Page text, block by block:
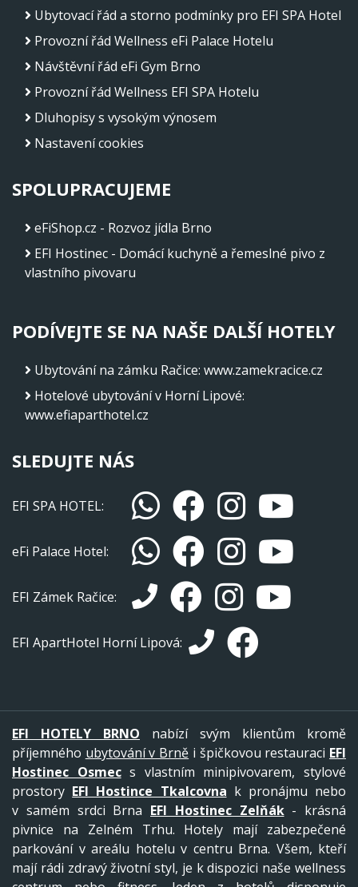
Ubytovací řád a storno podmínky pro EFI SPA Hotel
Provozní řád Wellness eFi Palace Hotelu
Návštěvní řád eFi Gym Brno
Provozní řád Wellness EFI SPA Hotelu
Dluhopisy s vysokým výnosem
Nastavení cookies
SPOLUPRACUJEME
eFiShop.cz - Rozvoz jídla Brno
EFI Hostinec - Domácí kuchyně a řemeslné pivo z
vlastního pivovaru
PODÍVEJTE SE NA NAŠE DALŠÍ HOTELY
Ubytování na zámku Račice: www.zamekracice.cz
Hotelové ubytování v Horní Lipové:
www.efiaparthotel.cz
SLEDUJTE NÁS
EFI SPA HOTEL:
eFi Palace Hotel:
EFI Zámek Račice:
EFI ApartHotel Horní Lipová:
EFI HOTELY BRNO nabízí svým klientům kromě
příjemného ubytování v Brně i špičkovou restauraci EFI
Hostinec Osmecs vlastním minipivovarem, stylové
prostory EFI Hostince Tkalcovna k pronájmu nebo
v samém srdci Brna EFI Hostinec Zelňák- krásná
pivnice na Zelném Trhu. Hotely mají zabezpečené
parkování v areálu hotelu v centru Brna. Všem, kteří
mají rádi zdravý životní styl, je k dispozici naše wellness